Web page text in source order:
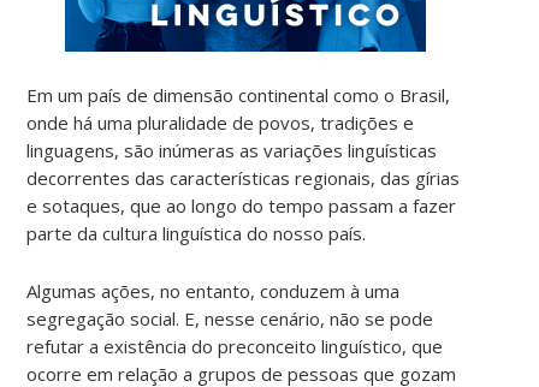
Em um país de dimensão continental como o Brasil,
onde há uma pluralidade de povos, tradições e
linguagens, são inúmeras as variações linguísticas
decorrentes das características regionais, das gírias
e sotaques, que ao longo do tempo passam a fazer
parte da cultura linguística do nosso país.
Algumas ações, no entanto, conduzem à uma
segregação social. E, nesse cenário, não se pode
refutar a existência do preconceito linguístico, que
ocorre em relação a grupos de pessoas que gozam